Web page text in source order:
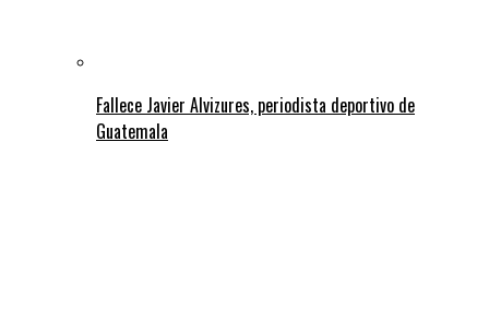
Fallece Javier Alvizures, periodista deportivo de
Guatemala